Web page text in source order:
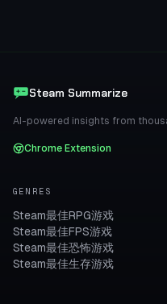
Steam Summarize
AI-powered insights from
Chrome Extension
GENRES
Steam最佳RPG游戏
Steam最佳FPS游戏
Steam最佳恐怖游戏
Steam最佳生存游戏